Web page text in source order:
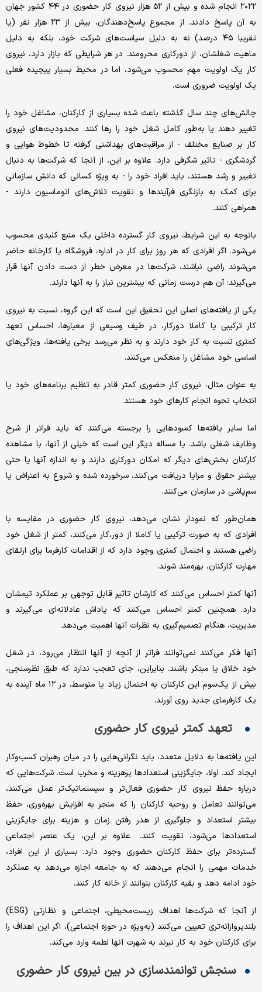
۲۰۲۲ انجام شده و بیش از ۵۲ هزار نیروی کار حضوری در ۴۴ کشور جهان
به آن پاسخ دادند. از مجموع پاسخ‌دهندگان، بیش از ۲۳ هزار نفر (یا
تقریبا ۴۵ درصد) نه به دلیل سیاست‌های شرکت خود، بلکه به دلیل
ماهیت شغلشان، از دورکاری محرومند. در هر شرایطی که بازار دارد، نیروی
کار یک اولویت مهم محسوب می‌شود، اما در محیط بسیار پیچیده فعلی
یک اولویت ضروری است.
چالش‌‌های چند سال گذشته باعث شده بسیاری از کارکنان، مشاغل خود را
تغییر دهند یا به‌طور کامل شغل خود را رها کنند. محدودیت‌‌های نیروی
کار بر صنایع مختلف - از مراقبت‌های بهداشتی گرفته تا خطوط هوایی و
گردشگری - تاثیر شگرفی دارد. علاوه بر این، از آنجا که شرکت‌‌ها به دنبال
تغییر و رشد هستند، باید افراد خود را - به ویژه کسانی که دانش سازمانی
برای کمک به بازنگری فرآیندها و تقویت تلاش‌‌های اتوماسیون دارند -
همراهی کنند.
باتوجه به این شرایط، نیروی کار گسترده داخلی یک منبع کلیدی محسوب
می‌شود. اگر افرادی که هر روز برای کار در اداره، فروشگاه یا کارخانه حاضر
می‌شوند راضی نباشند، شرکت‌‌ها در معرض خطر از دست دادن آنها قرار
می‌گیرند؛ آن هم درست زمانی که بیشترین نیاز را به آنها دارند.
یکی از یافته‌های اصلی این تحقیق این است که این گروه، نسبت به نیروی
کار ترکیبی یا کاملا دورکار، در طیف وسیعی از معیارها، احساس تعهد
کمتری نسبت به کار خود دارند و به نظر می‌‌رسد برخی یافته‌ها، ویژگی‌‌های
اساسی خود مشاغل را منعکس می‌کنند.
به عنوان مثال، نیروی کار حضوری کمتر قادر به تنظیم برنامه‌های خود یا
انتخاب نحوه انجام کارهای خود هستند.
اما سایر یافته‌ها کمبودهایی را برجسته می‌کنند که باید فراتر از شرح
وظایف شغلی باشد. یا مساله دیگر این است که خیلی از آنها، با مشاهده
کارکنان بخش‌های دیگر که امکان دورکاری دارند و به اندازه آنها یا حتی
بیشتر حقوق و مزایا دریافت می‌کنند، سرخورده شده و شروع به اعتراض یا
سم‌‌پاشی در سازمان می‌کنند.
همان‌طور که نمودار نشان می‌دهد، نیروی کار حضوری در مقایسه با
افرادی که به صورت ترکیبی یا کاملا از دور،کار می‌کنند، کمتر از شغل خود
راضی هستند و احتمال کمتری وجود دارد که از اقدامات کارفرما برای ارتقای
مهارت کارکنان، بهره‌‌مند شوند.
آنها کمتر احساس می‌کنند که کارشان تاثیر قابل ‌‌توجهی بر عملکرد تیمشان
دارد. همچنین کمتر احساس می‌کنند که پاداش عادلانه‌‌ای می‌گیرند و
مدیریت، هنگام تصمیم‌گیری به نظرات آنها اهمیت می‌دهد.
آنها فکر می‌کنند نمی‌توانند فراتر از آنچه از آنها انتظار می‌‌رود، در شغل
خود خلاق یا مبتکر باشند. بنابراین، جای تعجب ندارد که طبق نظرسنجی،
بیش از یک‌سوم این کارکنان به احتمال زیاد یا متوسط، در ۱۲ ماه آینده به
یک کارفرمای جدید روی ‌‌آورند.
تعهد کمتر نیروی کار حضوری
این یافته‌ها به دلایل متعدد، باید نگرانی‌‌هایی را در میان رهبران کسب‌‌وکار
ایجاد کند. اولا، جایگزینی استعدادها پرهزینه و مخرب است. شرکت‌‌‌‌هایی که
درباره حفظ نیروی کار حضوری فعال‌‌تر و سیستماتیک‌‌تر عمل می‌کنند،
می‌توانند تعامل و روحیه کارکنان را که منجر به افزایش بهره‌‌وری، حفظ
بیشتر استعداد و جلوگیری از هدر رفتن زمان و هزینه برای جایگزینی
استعدادها می‌شود، تقویت کنند. علاوه بر این، یک عنصر اجتماعی
گسترده‌‌تر برای حفظ کارکنان حضوری وجود دارد. بسیاری از این افراد،
خدمات مهمی را انجام می‌دهند که به جامعه اجازه می‌دهد به عملکرد
خود ادامه دهد و بقیه کارکنان بتوانند از خانه کار کنند.
از آنجا که شرکت‌‌ها اهداف زیست‌‌محیطی، اجتماعی و نظارتی (ESG)
بلند‌پروازانه‌‌‌‌تری تعیین می‌کنند (به‌‌ویژه در حوزه اجتماعی)، اگر این اهداف را
برای کارکنان خود به کار نبرند به شهرت آنها لطمه وارد می‌کند.
سنجش توانمندسازی در بین نیروی کار حضوری